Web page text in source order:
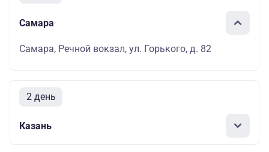
Самара
Самара, Речной вокзал, ул. Горького, д. 82
2 день
Казань